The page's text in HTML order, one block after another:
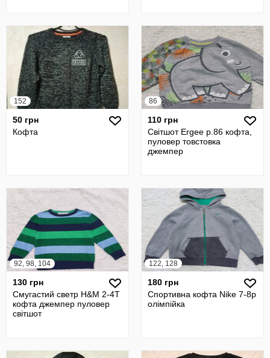
152
50 грн
Кофта
86
110 грн
Світшот Ergee р.86 кофта,
пуловер товстовка
джемпер
92, 98, 104
130 грн
Смугастий светр H&M 2-4T
кофта джемпер пуловер
світшот
122, 128
180 грн
Спортивна кофта Nike 7-8р
олімпійка